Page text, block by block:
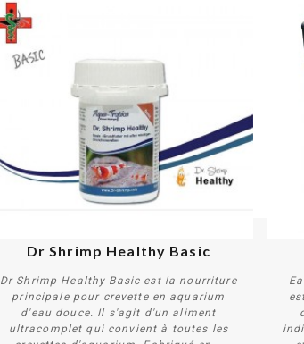
Dr Shrimp Healthy Basic
Dr Shrimp Healthy Basic est la nourriture
principale pour crevette en aquarium
d'eau douce. Il s'agit d'un aliment
ultracomplet qui convient à toutes les